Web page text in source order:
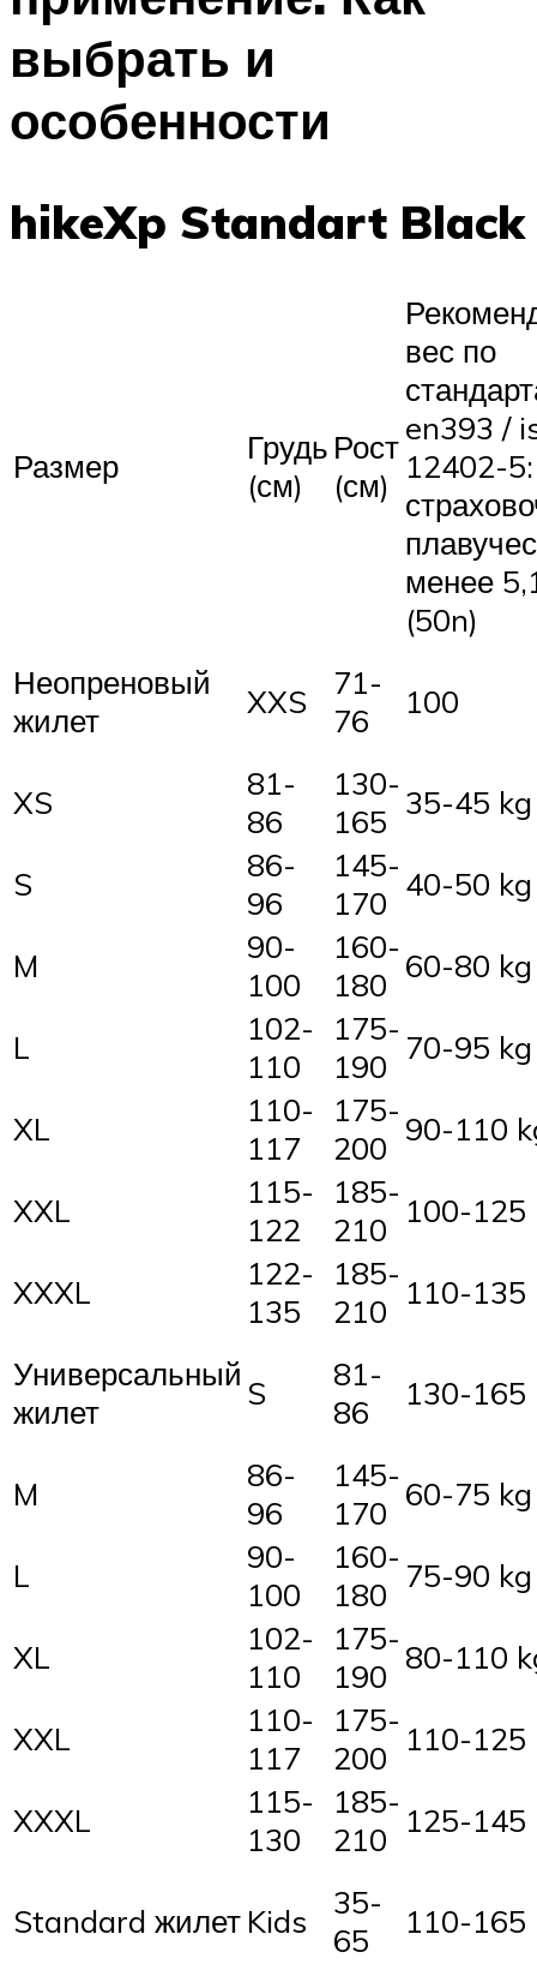
выбрать и
особенности
hikeXp Standart Black
Размер
Грудь
(см)
Рост
(см)
вес по
en393 /
12402-5:
менее
(50n)
Неопреновый
жилет
XXS
71-
76
100
XS
81-
86
130-
165 35-45 kg
S
86-
96
145-
170 40-50 kg
M
90-
100
160-
180 60-80 kg
L
102-
110
175-
190 70-95 kg
XL
110-
117
175-
200 90-110
XXL
115-
122
185-
210 100-125
XXXL
122-
135
185-
210 110-135
Универсальный
жилет
S
81-
86
130-165
M
86-
96
145-
170 60-75 kg
L
90-
100
160-
180 75-90 kg
XL
102-
110
175-
190 80-110
XXL
110-
117
175-
200 110-125
XXXL
115-
130
185-
210 125-145
Standard жилет Kids
35-
65
110-165